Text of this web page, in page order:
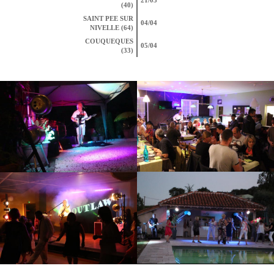
(40)
SAINT PEE SUR
NIVELLE (64)
04/04
COUQUEQUES
(33)
05/04